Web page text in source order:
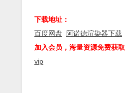
下载地址：
百度网盘
阿诺德渲染器下载
加入会员，海量资源免费获取
vip